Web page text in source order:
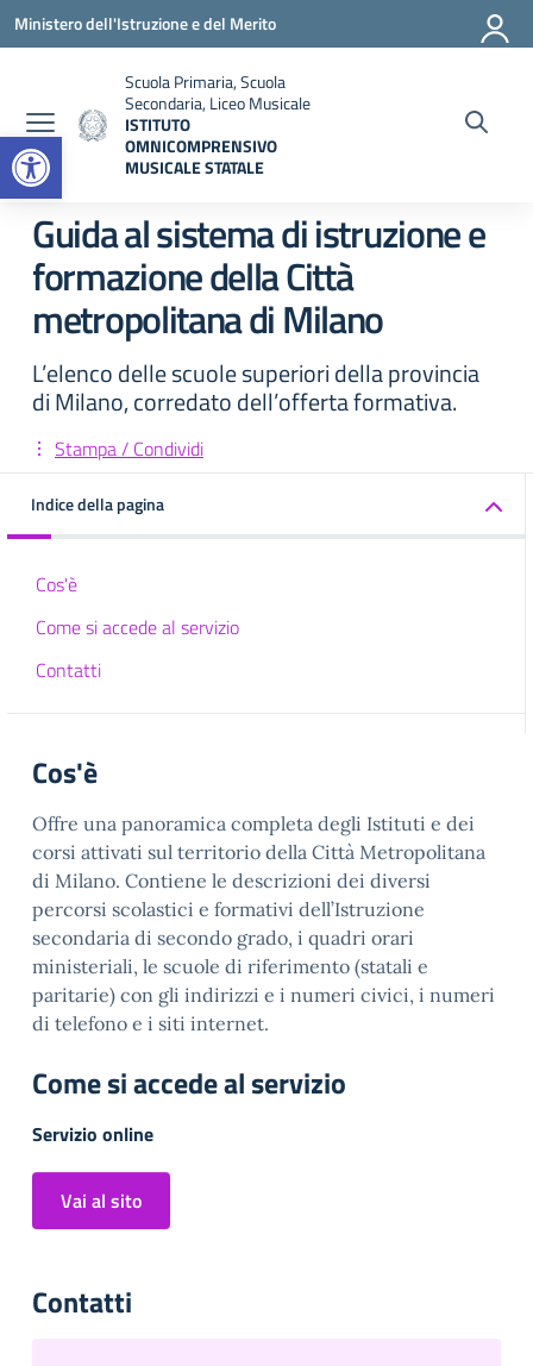
Open toolbar
Vai ai contenuti
Vai al menu di navigazione
Vai al footer
Ministero dell'Istruzione e del Merito
Scuola Primaria, Scuola
Secondaria, Liceo Musicale
ISTITUTO
OMNICOMPRENSIVO
MUSICALE STATALE
Guida al sistema di istruzione e
formazione della Città
metropolitana di Milano
L’elenco delle scuole superiori della provincia
di Milano, corredato dell’offerta formativa.
Stampa / Condividi
Indice della pagina
Cos'è
Come si accede al servizio
Contatti
Cos'è
Offre una panoramica completa degli Istituti e dei
corsi attivati sul territorio della Città Metropolitana
di Milano. Contiene le descrizioni dei diversi
percorsi scolastici e formativi dell’Istruzione
secondaria di secondo grado, i quadri orari
ministeriali, le scuole di riferimento (statali e
paritarie) con gli indirizzi e i numeri civici, i numeri
di telefono e i siti internet.
Come si accede al servizio
Servizio online
Vai al sito
Contatti